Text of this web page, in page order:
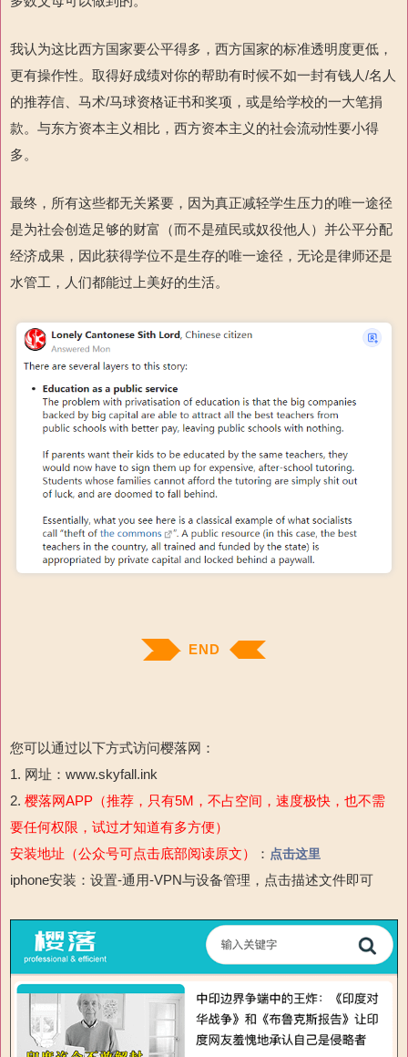
我认为这比西方国家要公平得多，西方国家的标准透明度更低，
更有操作性。取得好成绩对你的帮助有时候不如一封有钱人/名人
的推荐信、马术/马球资格证书和奖项，或是给学校的一大笔捐
款。与东方资本主义相比，西方资本主义的社会流动性要小得
多。
最终，所有这些都无关紧要，因为真正减轻学生压力的唯一途径
是为社会创造足够的财富（而不是殖民或奴役他人）并公平分配
经济成果，因此获得学位不是生存的唯一途径，无论是律师还是
水管工，人们都能过上美好的生活。
END
您可以通过以下方式访问樱落网：
1. 网址：www.skyfall.ink
2. 樱落网APP（推荐，只有5M，不占空间，速度极快，也不需
要任何权限，试过才知道有多方便）
安装地址（公众号可点击底部阅读原文）
： 点击这里
iphone安装：设置-通用-VPN与设备管理，点击描述文件即可